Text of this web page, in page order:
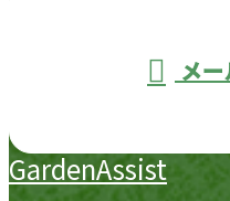
メ
GardenAssist